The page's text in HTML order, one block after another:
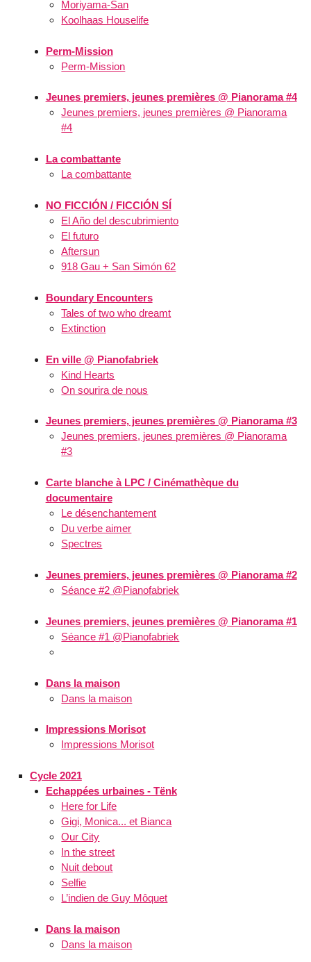
Moriyama-San
Koolhaas Houselife
Perm-Mission
Perm-Mission
Jeunes premiers, jeunes premières @ Pianorama #4
Jeunes premiers, jeunes premières @ Pianorama
#4
La combattante
La combattante
NO FICCIÓN / FICCIÓN SÍ
El Año del descubrimiento
El futuro
Aftersun
918 Gau + San Simón 62
Boundary Encounters
Tales of two who dreamt
Extinction
En ville @ Pianofabriek
Kind Hearts
On sourira de nous
Jeunes premiers, jeunes premières @ Pianorama #3
Jeunes premiers, jeunes premières @ Pianorama
#3
Carte blanche à LPC / Cinémathèque du
documentaire
Le désenchantement
Du verbe aimer
Spectres
Jeunes premiers, jeunes premières @ Pianorama #2
Séance #2 @Pianofabriek
Jeunes premiers, jeunes premières @ Pianorama #1
Séance #1 @Pianofabriek
Dans la maison
Dans la maison
Impressions Morisot
Impressions Morisot
Cycle 2021
Echappées urbaines - Tënk
Here for Life
Gigi, Monica... et Bianca
Our City
In the street
Nuit debout
Selfie
L’indien de Guy Môquet
Dans la maison
Dans la maison